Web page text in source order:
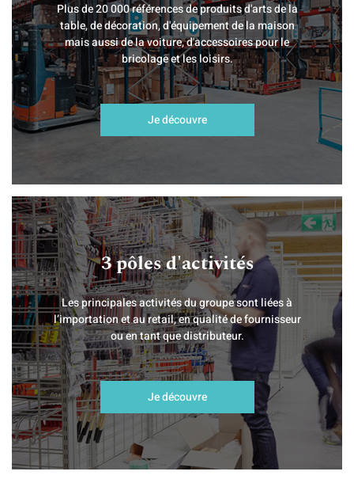
Plus de 20 000 références de produits d'arts de la
table, de décoration, d'équipement de la maison
mais aussi de la voiture, d'accessoires pour le
bricolage et les loisirs.
Je découvre
3 pôles d'activités
Les principales activités du groupe sont liées à
l’importation et au retail, en qualité de fournisseur
ou en tant que distributeur.
Je découvre